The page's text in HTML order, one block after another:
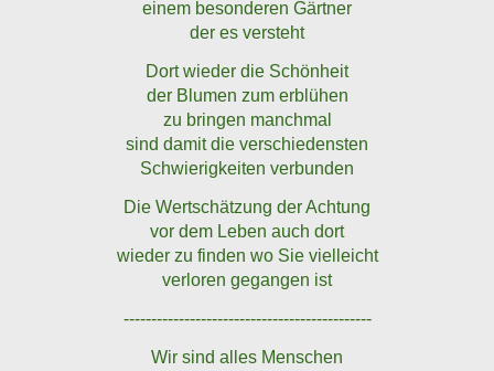
einem besonderen Gärtner
der es versteht
Dort wieder die Schönheit
der Blumen zum erblühen
zu bringen manchmal
sind damit die verschiedensten
Schwierigkeiten verbunden
Die Wertschätzung der Achtung
vor dem Leben auch dort
wieder zu finden wo Sie vielleicht
verloren gegangen ist
---------------------------------------------
Wir sind alles Menschen